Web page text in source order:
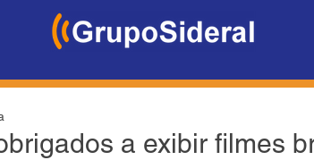
a exibir filmes